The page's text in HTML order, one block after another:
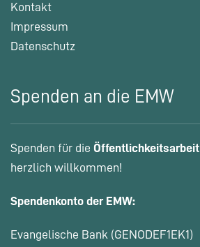
Kontakt
Impressum
Datenschutz
Spenden an die EMW
Spenden für die Öffentlichkeitsarbeit
herzlich willkommen!
Spendenkonto der EMW:
Evangelische Bank (GENODEF1EK1)